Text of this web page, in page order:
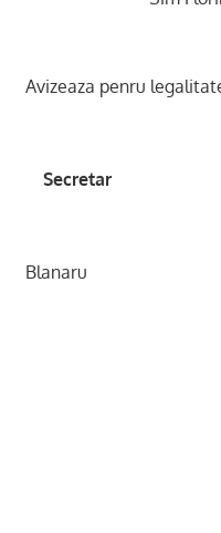
Avizeaza penru
Secretar
Blanaru